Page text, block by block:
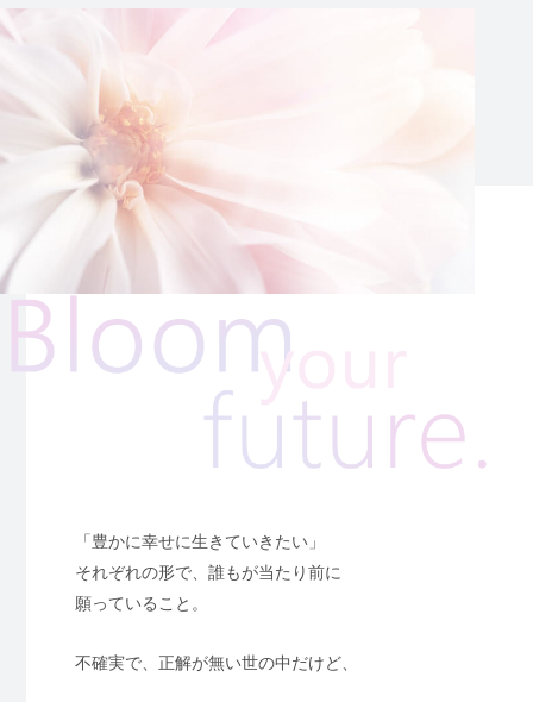
「豊かに幸せに生きていきたい」
それぞれの形で、誰もが当たり前に
願っていること。
不確実で、正解が無い世の中だけど、